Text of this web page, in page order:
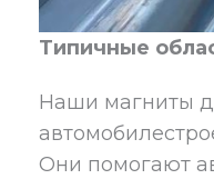
Типичные
Наши магниты
Они помогают